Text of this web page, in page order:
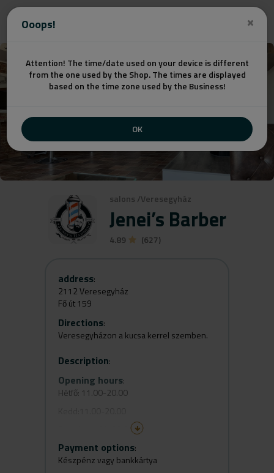
Ooops!
Attention! The time/date used on your device is different
from the one used by the Shop. The times are displayed
based on the time zone used by the Business!
OK
salons /Veresegyház
Jenei’s Barber
4.89 (627)
address:
2112 Veresegyház
Fő út 159
Directions:
Veresegyházon a kucsa kerrel szemben.
Description:
Opening hours:
Hétfő: 11.00-20.00
Szerda:11.00-20.00
csütörtök:11.00-20.00
péntek:11.00-20.00
Payment options:
Készpénz vagy bankkártya